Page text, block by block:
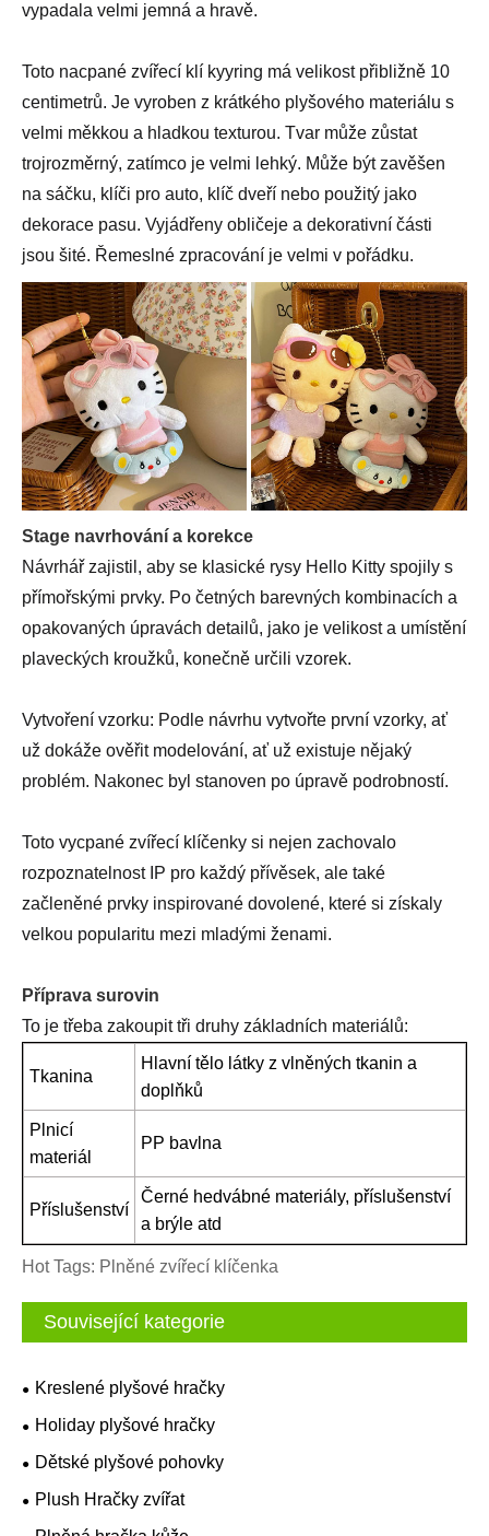
vypadala velmi jemná a hravě.
Toto nacpané zvířecí klí kyyring má velikost přibližně 10
centimetrů. Je vyroben z krátkého plyšového materiálu s
velmi měkkou a hladkou texturou. Tvar může zůstat
trojrozměrný, zatímco je velmi lehký. Může být zavěšen
na sáčku, klíči pro auto, klíč dveří nebo použitý jako
dekorace pasu. Vyjádřeny obličeje a dekorativní části
jsou šité. Řemeslné zpracování je velmi v pořádku.
Stage navrhování a korekce
Návrhář zajistil, aby se klasické rysy Hello Kitty spojily s
přímořskými prvky. Po četných barevných kombinacích a
opakovaných úpravách detailů, jako je velikost a umístění
plaveckých kroužků, konečně určili vzorek.
Vytvoření vzorku: Podle návrhu vytvořte první vzorky, ať
už dokáže ověřit modelování, ať už existuje nějaký
problém. Nakonec byl stanoven po úpravě podrobností.
Toto vycpané zvířecí klíčenky si nejen zachovalo
rozpoznatelnost IP pro každý přívěsek, ale také
začleněné prvky inspirované dovolené, které si získaly
velkou popularitu mezi mladými ženami.
Příprava surovin
To je třeba zakoupit tři druhy základních materiálů:
Tkanina
Hlavní tělo látky z vlněných tkanin a
doplňků
Plnicí
materiál
PP bavlna
Příslušenství
Černé hedvábné materiály, příslušenství
a brýle atd
Hot Tags: Plněné zvířecí klíčenka
Související kategorie
Kreslené plyšové hračky
Holiday plyšové hračky
Dětské plyšové pohovky
Plush Hračky zvířat